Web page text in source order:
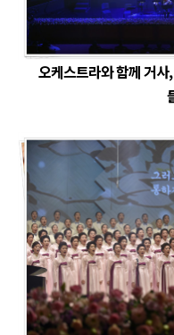
오케스트라와 함께 거